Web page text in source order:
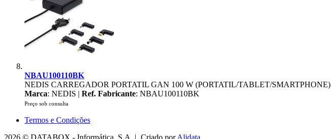
NBAU100110BK
NEDIS CARREGADOR PORTATIL GAN 100 W (PORTATIL/TABLET/SMARTPHONE)
Marca: NEDIS | Ref. Fabricante: NBAU100110BK
Preço sob consulta
Termos e Condições
2026 © DATABOX - Informática, S.A. | Criado por Alidata